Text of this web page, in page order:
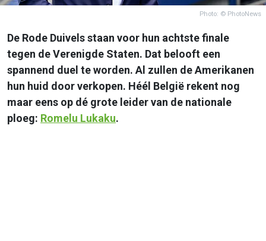
Photo: © PhotoNews
De Rode Duivels staan voor hun achtste finale
tegen de Verenigde Staten. Dat belooft een
spannend duel te worden. Al zullen de Amerikanen
hun huid door verkopen. Héél België rekent nog
maar eens op dé grote leider van de nationale
ploeg: Romelu Lukaku.